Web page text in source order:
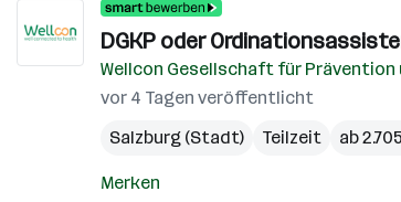
DGKP oder
Wellcon Gesellschaft für Prävention
vor 4 Tagen veröffentlicht
Salzburg (Stadt)
Teilzeit ab
Merken